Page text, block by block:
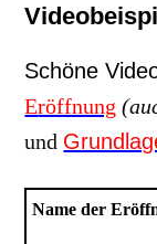
Schöne
Eröffnung
und
Name der